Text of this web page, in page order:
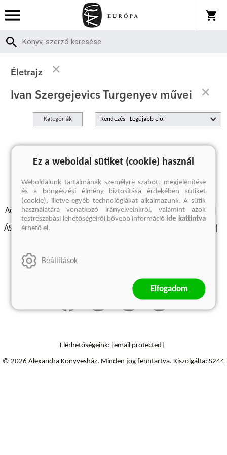
Életrajz
Ivan Szergejevics Turgenyev művei
Kategóriák Rendezés
A keresett kifejezésre nincs találat
Adatvédelmi szabályzatok Elállási felmondási nyilatkozat
ÁSZF - Vásárlási feltételek
Szállítási információk
Elérhetőségeink: [email protected]
© 2026 Alexandra Könyvesház. Minden jog fenntartva. Kiszolgálta: S244
Ez a weboldal sütiket (cookie) használ
Weboldalunk tartalmának személyre szabott megjelenítése
és a böngészési élmény biztosítása érdekében sütiket
(cookie), illetve egyéb technológiákat alkalmazunk. A sütik
használatára vonatkozó irányelveinkről, valamint azok
testreszabási lehetőségeiről bővebb információide kattintva
érhető el.
Beállítások
Elfogadom